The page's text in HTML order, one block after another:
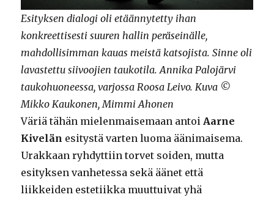
Esityksen dialogi oli etäännytetty ihan
konkreettisesti suuren hallin peräseinälle,
mahdollisimman kauas meistä katsojista. Sinne oli
lavastettu siivoojien taukotila. Annika Palojärvi
taukohuoneessa, varjossa Roosa Leivo. Kuva ©
Mikko Kaukonen, Mimmi Ahonen
Väriä tähän mielenmaisemaan antoiAarne
Kivelän esitystä varten luoma äänimaisema.
Urakkaan ryhdyttiin torvet soiden, mutta
esityksen vanhetessa sekä äänet että
liikkeiden estetiikka muuttuivat yhä